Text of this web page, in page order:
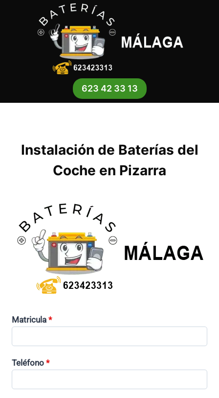
contenido
623 42 33 13
Instalación de Baterías del
Coche en Pizarra
Matricula *
Teléfono *